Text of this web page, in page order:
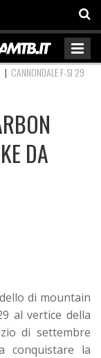
| CANNONDALE F-SI 29
DA
di mountain
al vertice della
di settembre
conquistare la